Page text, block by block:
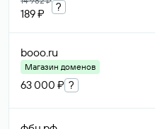
189 ₽
?
booo.ru
Магазин доменов
63 000 ₽ ?